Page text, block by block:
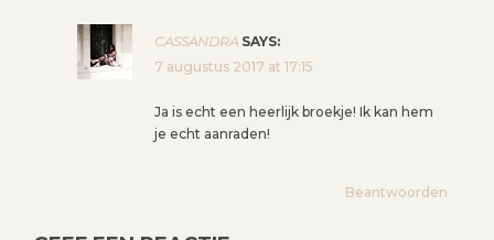
CASSANDRA SAYS:
7 augustus 2017 at 17:15
Ja is echt een heerlijk broekje! Ik kan hem
je echt aanraden!
Beantwoorden